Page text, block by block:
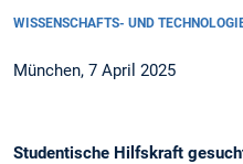
WISSENSCHAFTS- UND
München, 7 April 2025
Studentische Hilfskraft